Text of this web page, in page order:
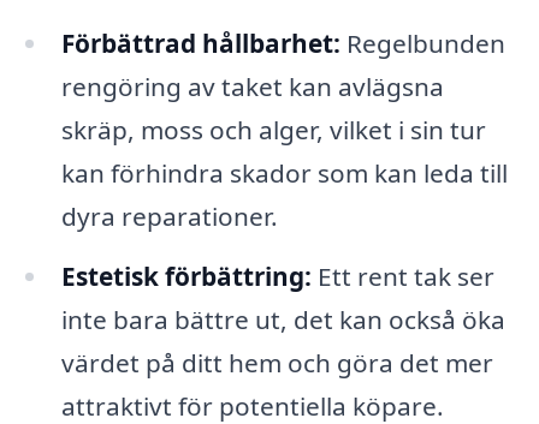
Förbättrad hållbarhet: Regelbunden
rengöring av taket kan avlägsna
skräp, moss och alger, vilket i sin tur
kan förhindra skador som kan leda till
dyra reparationer.
Estetisk förbättring: Ett rent tak ser
inte bara bättre ut, det kan också öka
värdet på ditt hem och göra det mer
attraktivt för potentiella köpare.